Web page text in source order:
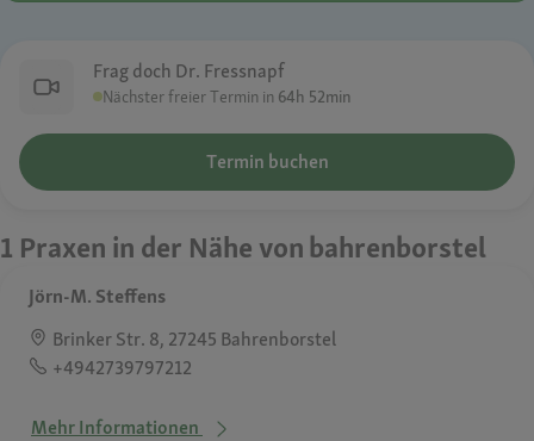
Frag doch Dr. Fressnapf
Nächster freier Termin in 64h 52min
Termin buchen
1 Praxen in der Nähe von bahrenborstel
Jörn-M. Steffens
Brinker Str. 8, 27245 Bahrenborstel
+4942739797212
Mehr Informationen